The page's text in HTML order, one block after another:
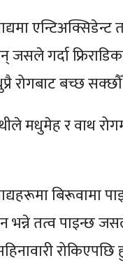
एन्टिअक्सिडेन्ट
जसले गर्दा
रोगबाट बच्छ
मधुमेह र वाथ
बिरूवामा
भन्ने तत्व पाइन्छ
रोकिएपछि